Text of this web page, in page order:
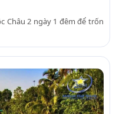
Châu 2 ngày 1 đêm để trốn